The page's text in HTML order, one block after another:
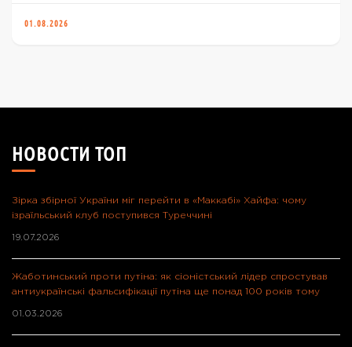
01.08.2026
НОВОСТИ ТОП
Зірка збірної України міг перейти в «Маккабі» Хайфа: чому
ізраїльський клуб поступився Туреччині
19.07.2026
Жаботинський проти путіна: як сіоністський лідер спростував
антиукраїнські фальсифікації путіна ще понад 100 років тому
01.03.2026